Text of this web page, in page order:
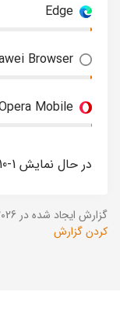
Edge
Browser
Mobile
در حال نمایش 1-10 از 16
گزارش ایجاد شده در 2026-08-07 ساعت 03:20:06 (UTC +03:30).
کردن گزارش